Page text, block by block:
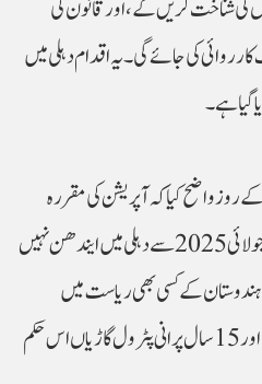
کی شناخت کریں گے، اور قانون کی
کی جائے گی۔ یہ اقدام دہلی میں
گیا ہے۔
کے روز واضح کیا کہ آپریشن کی مقررہ
مدت مکمل کر چکی کسی بھی گاڑی کو 1 جولائی 2025 سے دہلی میں ایندھن نہیں
ہندوستان کے کسی بھی ریاست میں
رجسٹرڈ 10 سال پرانی ڈیزل گاڑیاں اور 15 سال پرانی پٹرول گاڑیاں اس حکم